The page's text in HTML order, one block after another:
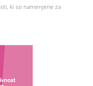
ki so namenjene za